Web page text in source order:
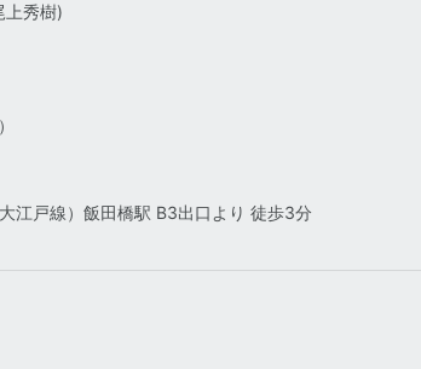
上秀樹)
江戸線）飯田橋駅 B3出口より 徒歩3分